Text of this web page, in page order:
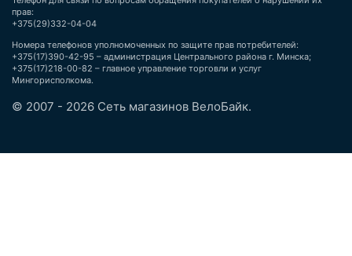
прав:
+375(29)332-04-04
Номера телефонов уполномоченных по защите прав потребителей:
+375(17)390-42-95 – администрация Центрального района г. Минска;
+375(17)218-00-82 – главное управление торговли и услуг
Мингорисполкома.
© 2007 - 2026 Сеть магазинов ВелоБайк.